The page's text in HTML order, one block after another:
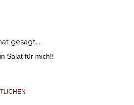
gesagt…
Salat für mich!!